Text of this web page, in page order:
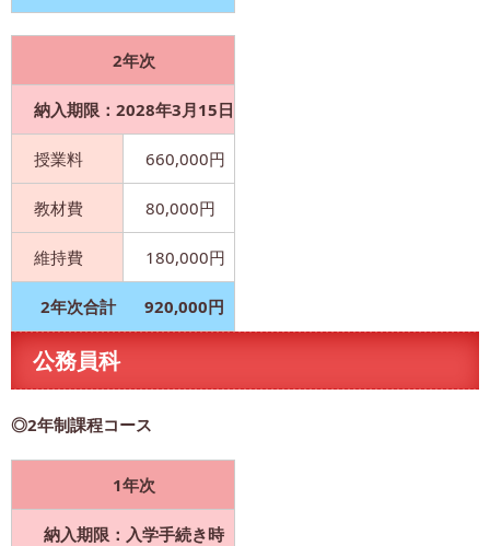
2年次
納入期限：2028年3月15日
授業料 660,000円
教材費 80,000円
維持費 180,000円
2年次合計 920,000円
公務員科
◎2年制課程コース
1年次
納入期限：入学手続き時